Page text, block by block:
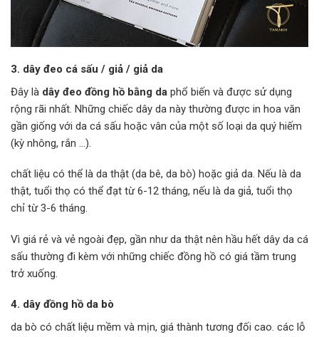
3. dây đeo cá sấu / giả / giả da
Đây là dây đeo đồng hồ bằng da phổ biến và được sử dụng
rộng rãi nhất. Những chiếc dây da này thường được in hoa văn
gần giống với da cá sấu hoặc vân của một số loại da quý hiếm
(kỳ nhông, rắn …).
chất liệu có thể là da thật (da bê, da bò) hoặc giả da. Nếu là da
thật, tuổi thọ có thể đạt từ 6-12 tháng, nếu là da giả, tuổi thọ
chỉ từ 3-6 tháng.
Vì giá rẻ và vẻ ngoài đẹp, gần như da thật nên hầu hết dây da cá
sấu thường đi kèm với những chiếc đồng hồ có giá tầm trung
trở xuống.
4. dây đồng hồ da bò
da bò có chất liệu mềm và mịn, giá thành tương đối cao. các lỗ